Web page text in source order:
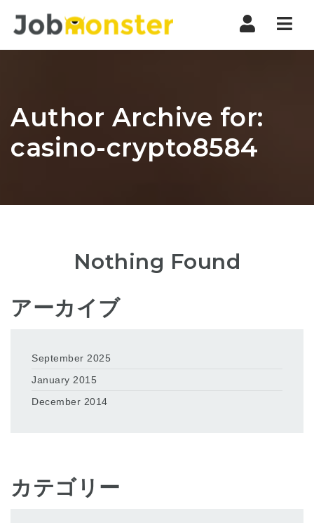
Author Archive for:
casino-crypto8584
Nothing Found
アーカイブ
September 2025
January 2015
December 2014
カテゴリー